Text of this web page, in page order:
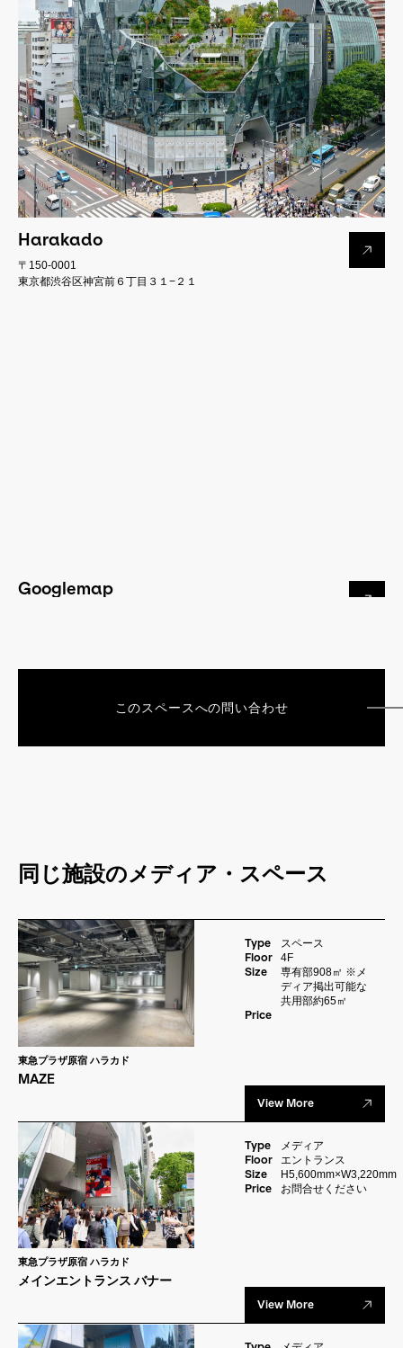
Harakado
〒150-0001
東京都渋谷区神宮前６丁目３１−２１
Googlemap
このスペースへの問い合わせ
同じ施設のメディア・スペース
東急プラザ原宿 ハラカド
MAZE
Type
スペース
Floor
4F
Size
専有部908㎡ ※メ
ディア掲出可能な
共用部約65㎡
Price
View More
東急プラザ原宿 ハラカド
メインエントランス バナー
Type
メディア
Floor
エントランス
Size
H5,600mm×W3,220mm
Price
お問合せください
View More